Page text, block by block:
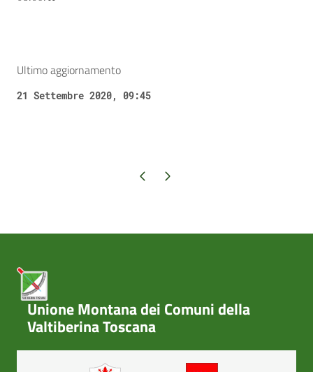
Ultimo aggiornamento
21 Settembre 2020, 09:45
Pagina precedente
Pagina successiva
Unione Montana dei Comuni della
Valtiberina Toscana